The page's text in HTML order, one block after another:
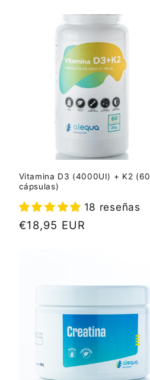
Vitamina D3 (4000UI) + K2 (60
cápsulas)
18 reseñas
Precio
€18,95 EUR